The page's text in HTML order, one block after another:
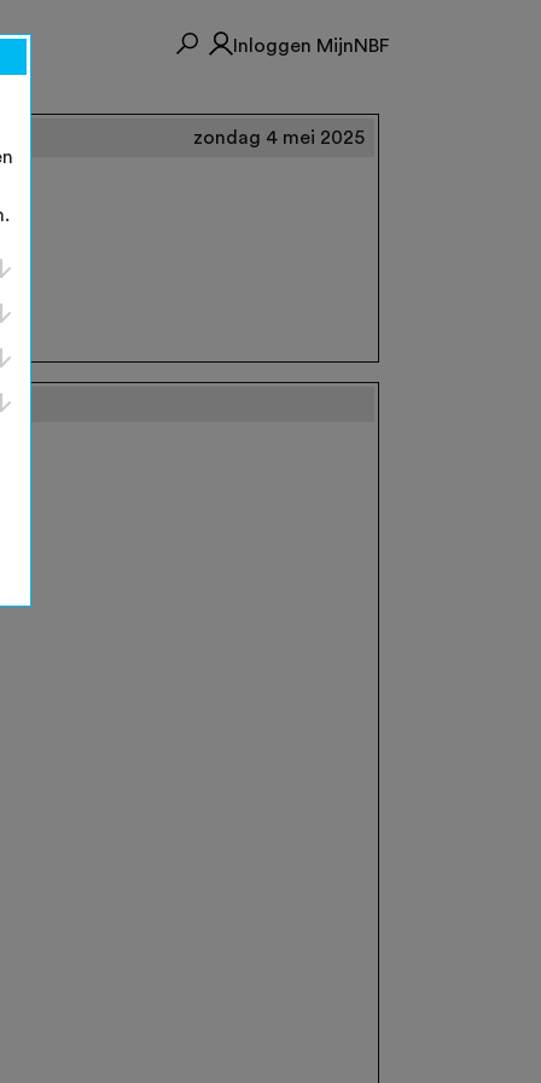
Inloggen MijnNBF
zondag 4 mei 2025